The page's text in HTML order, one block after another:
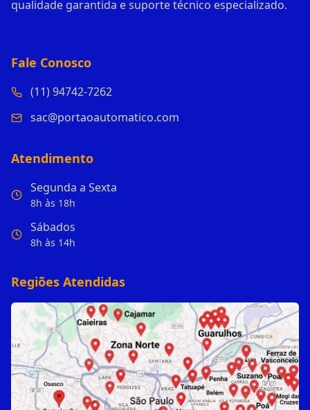
qualidade garantida e suporte técnico especializado.
Fale Conosco
(11) 94742-7262
sac@portaoautomatico.com
Atendimento
Segunda a Sexta
8h às 18h
Sábados
8h às 14h
Regiões Atendidas